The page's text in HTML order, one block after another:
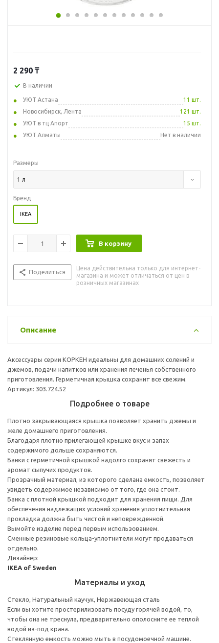
2 290 ₸
В наличии
УЮТ Астана
11 шт.
Новосибирск, Лента
121 шт.
УЮТ в тц Апорт
15 шт.
УЮТ Алматы
Нет в наличии
Размеры
1 л
Бренд
IKEA
В корзину
Поделиться
Цена действительна только для интернет-
магазина и может отличаться от цен в
розничных магазинах
Описание
Аксессуары серии КОРКЕН идеальны для домашних солений и
джемов, подачи напитков или хранения печенья собственного
приготовления. Герметичная крышка сохранит все свежим.
Артикул: 303.724.52
Подробнее о товаре
Плотно закрывающаяся крышка позволяет хранить джемы и
желе домашнего приготовления.
Благодаря плотно прилегающей крышке вкус и запах
содержимого дольше сохраняются.
Банки с герметичной крышкой надолго сохранят свежесть и
аромат сыпучих продуктов.
Прозрачный материал, из которого сделана емкость, позволяет
увидеть содержимое независимо от того, где она стоит.
Банка с плотной крышкой подходит для хранения пищи. Для
обеспечения надлежащих условий хранения уплотнительная
прокладка должна быть чистой и неповрежденной.
Вымойте изделие перед первым использованием.
Сменные резиновые кольца-уплотнители могут продаваться
отдельно.
Дизайнер:
IKEA of Sweden
Материалы и уход
Стекло, Натуральный каучук, Нержавеющая сталь
Если вы хотите простерилизовать посуду горячей водой, то,
чтобы она не треснула, предварительно ополосните ее теплой
водой из-под крана.
Стеклянную емкость можно мыть в посудомоечной машине.